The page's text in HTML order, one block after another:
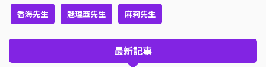
香海先生 魅理亜先生 麻莉先生
最新記事